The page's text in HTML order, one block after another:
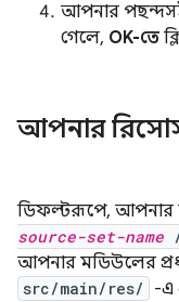
আপনার
গেলে, OK-তে
আপনার
ডিফল্টরূপে, আপনার
source-set-name
আপনার মডিউলের
src/main/res/ -এ